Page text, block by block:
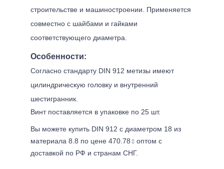
строительстве и машиностроении. Применяется
совместно с шайбами и гайками
соответствующего диаметра.
Особенности:
Согласно стандарту DIN 912 метизы имеют
цилиндрическую головку и внутренний
шестигранник.
Винт поставляется в упаковке по 25 шт.
Вы можете купить DIN 912 с диаметром 18 из
материала 8.8 по цене 470.78
оптом с
доставкой по РФ и странам СНГ.